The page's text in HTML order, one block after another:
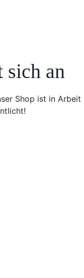
sich an
Shop ist in Arbeit